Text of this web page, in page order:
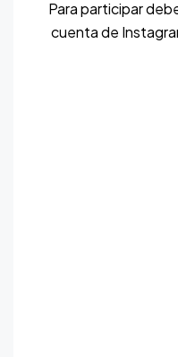
Para participar
cuenta de